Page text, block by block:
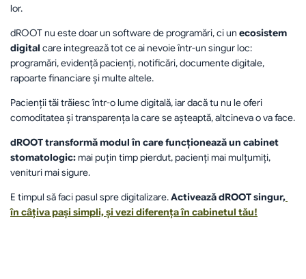
lor.
dROOT nu este doar un software de programări, ci un ecosistem
digital care integrează tot ce ai nevoie într-un singur loc:
programări, evidență pacienți, notificări, documente digitale,
rapoarte financiare și multe altele.
Pacienții tăi trăiesc într-o lume digitală, iar dacă tu nu le oferi
comoditatea și transparența la care se așteaptă, altcineva o va face.
dROOT transformă modul în care funcționează un cabinet
stomatologic: mai puțin timp pierdut, pacienți mai mulțumiți,
venituri mai sigure.
E timpul să faci pasul spre digitalizare. Activează dROOT singur,
în câțiva pași simpli, și vezi diferența în cabinetul tău!